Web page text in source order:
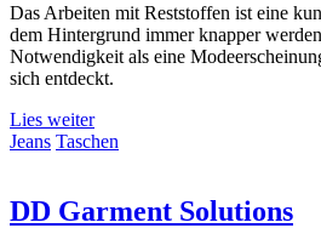
Das Arbeiten mit Reststoffen ist eine
dem Hintergrund immer knapper
Notwendigkeit als eine
sich entdeckt.
Lies weiter
Jeans Taschen
DD Garment Solutions